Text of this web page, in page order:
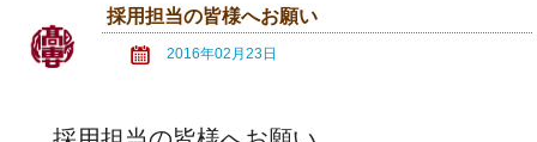
採用担当の皆様へお願い
2016年02月23日